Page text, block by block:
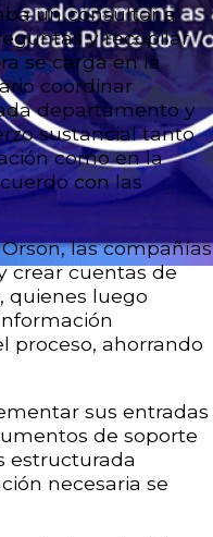
un consultor a
y recopilar
se carga en la
coordinar
departamento y
sustancial tanto
como en la
con las
las compañías
crear cuentas de
quienes luego
proceso, ahorrando
sus entradas
de soporte
estructurada
necesaria se